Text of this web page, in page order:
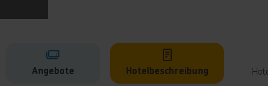
Angebote Hotelbeschreibung